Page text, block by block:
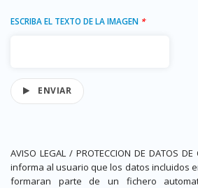
ESCRIBA EL TEXTO DE LA IMAGEN *
ENVIAR
AVISO LEGAL / PROTECCION DE DATOS DE
informa al usuario que los datos incluidos
formaran parte de un fichero